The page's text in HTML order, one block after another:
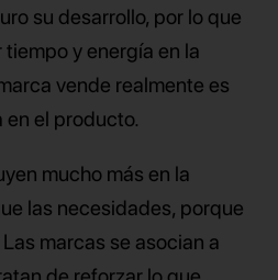
su desarrollo, por lo que
y energía en la
vende realmente es
en el producto.
mucho más en la
las necesidades, porque
marcas se asocian a